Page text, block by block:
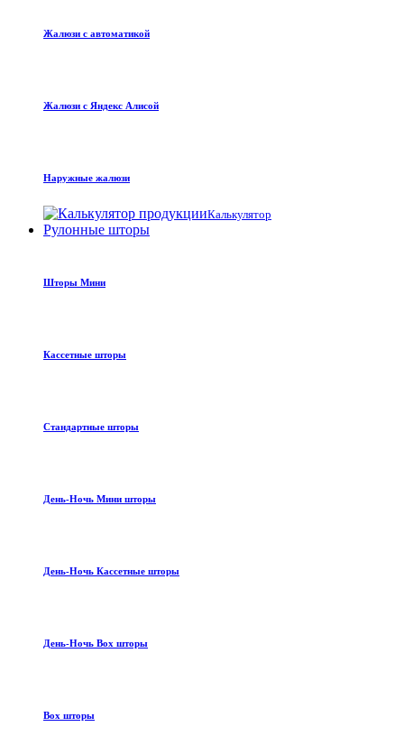
Жалюзи с автоматикой
Жалюзи с Яндекс Алисой
Наружные жалюзи
Калькулятор
Рулонные шторы
Шторы Мини
Кассетные шторы
Стандартные шторы
День-Ночь Мини шторы
День-Ночь Кассетные шторы
День-Ночь Box шторы
Box шторы